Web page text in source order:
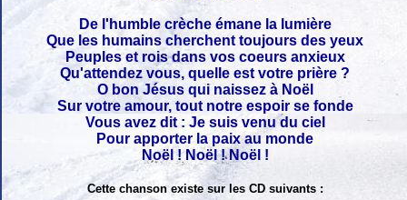
De l'humble crèche émane la lumière
Que les humains cherchent toujours des yeux
Peuples et rois dans vos coeurs anxieux
Qu'attendez vous, quelle est votre prière ?
O bon Jésus qui naissez à Noël
Sur votre amour, tout notre espoir se fonde
Vous avez dit : Je suis venu du ciel
Pour apporter la paix au monde
Noël ! Noël ! Noël !
Cette chanson existe sur les CD suivants :